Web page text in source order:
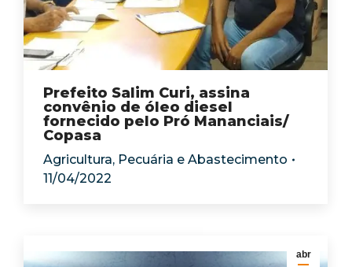
Prefeito Salim Curi, assina
convênio de óleo diesel
fornecido pelo Pró Mananciais/
Copasa
Agricultura, Pecuária e Abastecimento
11/04/2022
abr